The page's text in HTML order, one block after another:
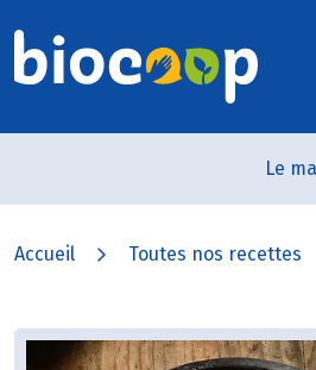
Le
Accueil Toutes nos recettes